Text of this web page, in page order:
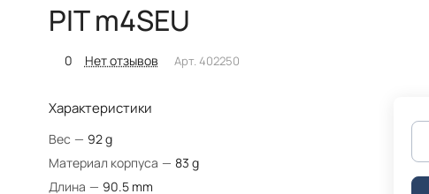
PIT m4SEU
0 Нет отзывов Арт. 402250
Характеристики
Вес — 92 g
Материал корпуса — 83 g
Длина — 90.5 mm